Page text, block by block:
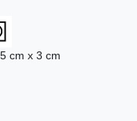
cm x 3 cm